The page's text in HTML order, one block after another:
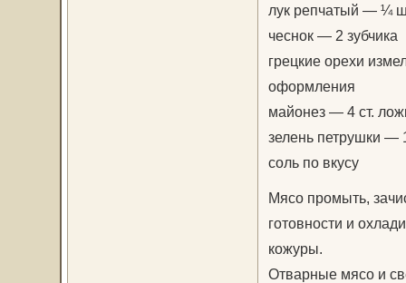
лук репчатый — ¼
чеснок — 2 зубчика
грецкие орехи
оформления
майонез — 4 ст.
зелень петрушки —
соль по вкусу
Мясо промыть,
готовности и
кожуры.
Отварные мясо и